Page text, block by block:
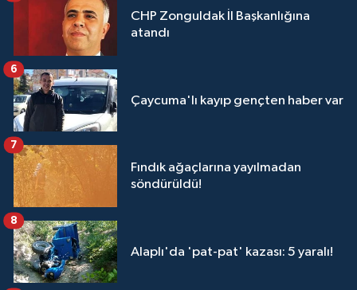
CHP Zonguldak İl Başkanlığına
atandı
Çaycuma'lı kayıp gençten haber var
6
Fındık ağaçlarına yayılmadan
söndürüldü!
7
Alaplı'da 'pat-pat' kazası: 5 yaralı!
8